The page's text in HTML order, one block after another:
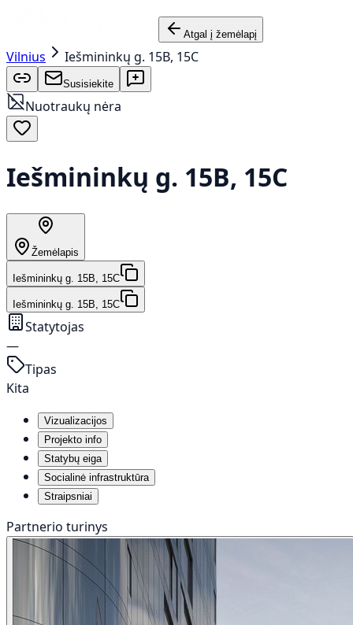
Atgal į žemėlapį
Vilnius Iešmininkų g. 15B, 15C
Susisiekite
Nuotraukų nėra
Iešmininkų g. 15B, 15C
Žemėlapis
Iešmininkų g. 15B, 15C
Iešmininkų g. 15B, 15C
Statytojas
—
Tipas
Kita
Vizualizacijos
Projekto info
Statybų eiga
Socialinė infrastruktūra
Straipsniai
Partnerio turinys